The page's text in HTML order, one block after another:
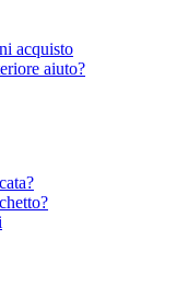
acquisto
aiuto?